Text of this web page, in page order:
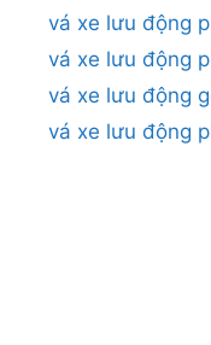
vá xe lưu động
vá xe lưu động
vá xe lưu động
vá xe lưu động